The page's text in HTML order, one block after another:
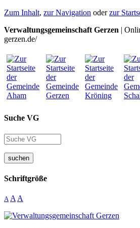
Zum Inhalt, zur Navigation oderzur
Verwaltungsgemeinschaft Gerzen |
gerzen.de/
Suche VG
suchen
Schriftgröße
A A A